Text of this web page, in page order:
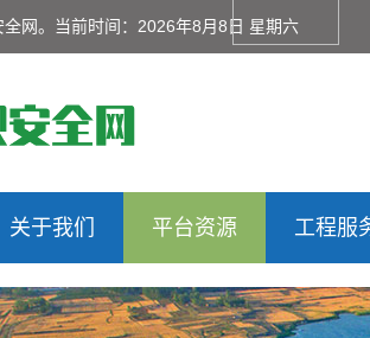
网。 当前时间：2026年8月8日 星期六
关于我们 平台资源 工程服